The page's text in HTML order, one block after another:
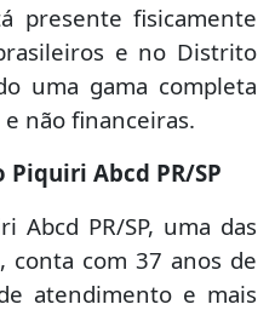
presente fisicamente
e no Distrito
uma gama completa
não financeiras.
Piquiri Abcd PR/SP
Abcd PR/SP, uma das
conta com 37 anos de
atendimento e mais